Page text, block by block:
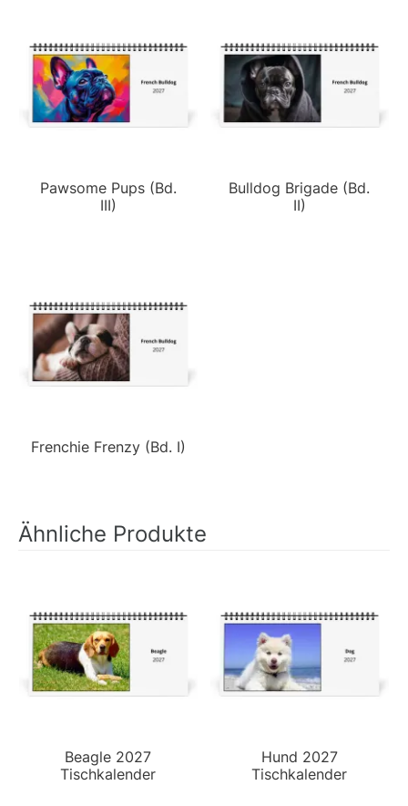
Pawsome Pups (Bd.
III)
Bulldog Brigade (Bd.
II)
Frenchie Frenzy (Bd. I)
Ähnliche Produkte
Beagle 2027
Tischkalender
Hund 2027
Tischkalender